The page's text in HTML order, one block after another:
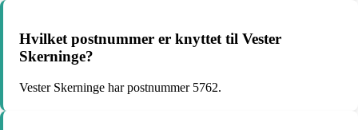
Hvilket postnummer er knyttet til Vester
Skerninge?
Vester Skerninge har postnummer 5762.